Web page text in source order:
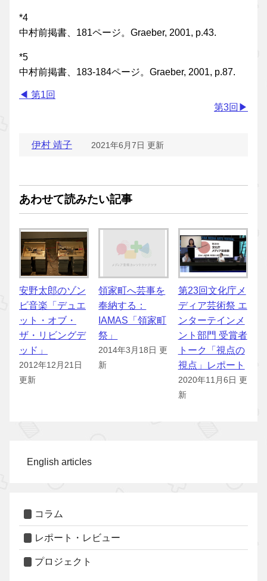
*4
中村前掲書、181ページ。Graeber, 2001, p.43.
*5
中村前掲書、183-184ページ。Graeber, 2001, p.87.
◀︎ 第1回
第3回▶
伊村 靖子 2021年6月7日 更新
あわせて読みたい記事
安野太郎のゾン
ビ音楽「デュエ
ット・オブ・
ザ・リビングデ
ッド」
2012年12月21日
更新
領家町へ芸事を
奉納する：
IAMAS「領家町
祭」
2014年3月18日 更
新
第23回文化庁メ
ディア芸術祭 エ
ンターテインメ
ント部門 受賞者
トーク「視点の
視点」レポート
2020年11月6日 更
新
English articles
コラム
レポート・レビュー
プロジェクト